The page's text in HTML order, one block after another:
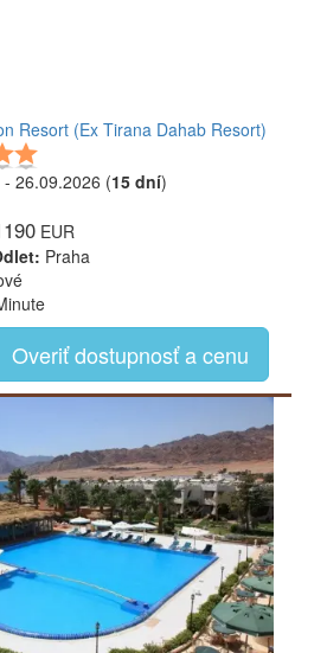
Resort (Ex Tirana Dahab Resort)
26.09.2026 (15 dní)
EUR
Praha
Overiť dostupnosť a cenu